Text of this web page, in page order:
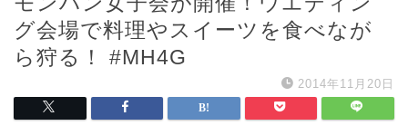
グ会場で料理やスイーツを食べなが
ら狩る！ #MH4G
2014年11月20日